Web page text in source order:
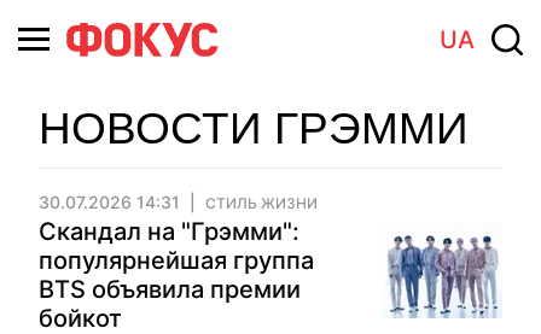
UA
НОВОСТИ ГРЭММИ
30.07.2026 14:31 СТИЛЬ ЖИЗНИ
Скандал на "Грэмми":
популярнейшая группа
BTS объявила премии
бойкот